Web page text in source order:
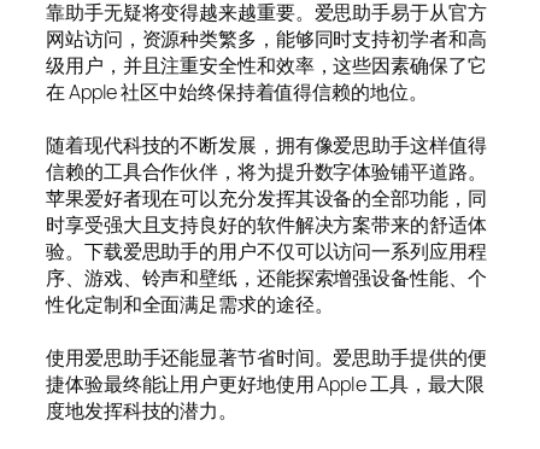
靠助手无疑将变得越来越重要。爱思助手易于从官方
网站访问，资源种类繁多，能够同时支持初学者和高
级用户，并且注重安全性和效率，这些因素确保了它
在 Apple 社区中始终保持着值得信赖的地位。
随着现代科技的不断发展，拥有像爱思助手这样值得
信赖的工具合作伙伴，将为提升数字体验铺平道路。
苹果爱好者现在可以充分发挥其设备的全部功能，同
时享受强大且支持良好的软件解决方案带来的舒适体
验。下载爱思助手的用户不仅可以访问一系列应用程
序、游戏、铃声和壁纸，还能探索增强设备性能、个
性化定制和全面满足需求的途径。
使用爱思助手还能显著节省时间。爱思助手提供的便
捷体验最终能让用户更好地使用 Apple 工具，最大限
度地发挥科技的潜力。